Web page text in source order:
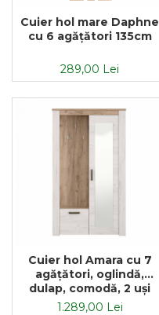
Cuier hol mare Daphne
cu 6 agățători 135cm
289,00 Lei
Cuier hol Amara cu 7
agățători, oglindă,
dulap, comodă, 2 uși
114x195cm
1.289,00 Lei